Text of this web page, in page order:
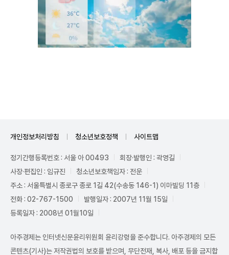
개인정보처리방침 청소년보호정책 사이트맵
정기간행등록번호 : 서울 아 00493
회장·발행인 : 곽영길
사장·편집인 : 임규진
청소년보호책임자 : 전운
주소 : 서울특별시 종로구 종로 1길 42(수송동 146-1) 이마빌딩 11층
전화 : 02-767-1500
발행일자 : 2007년 11월 15일
등록일자 : 2008년 01월10일
아주경제는 인터넷신문윤리위원회 윤리강령을 준수합니다. 아주경제의 모든
콘텐츠(기사)는 저작권법의 보호를 받으며, 무단전재, 복사, 배포 등을 금지합